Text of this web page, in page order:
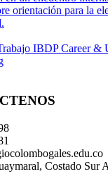
orientación para la
IBDP Career &
Costado Sur